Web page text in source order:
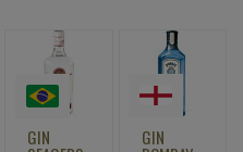
GIN GIN